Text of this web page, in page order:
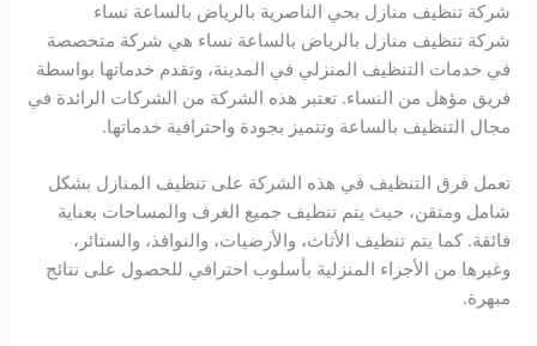
شركة تنظيف منازل بحي الناصرية بالرياض بالساعة نساء
شركة تنظيف منازل بالرياض بالساعة نساء هي شركة متخصصة
في خدمات التنظيف المنزلي في المدينة، وتقدم خدماتها بواسطة
فريق مؤهل من النساء. تعتبر هذه الشركة من الشركات الرائدة في
مجال التنظيف بالساعة وتتميز بجودة واحترافية خدماتها.
تعمل فرق التنظيف في هذه الشركة على تنظيف المنازل بشكل
شامل ومتقن، حيث يتم تنظيف جميع الغرف والمساحات بعناية
فائقة. كما يتم تنظيف الأثاث، والأرضيات، والنوافذ، والستائر،
وغيرها من الأجزاء المنزلية بأسلوب احترافي للحصول على نتائج
مبهرة.